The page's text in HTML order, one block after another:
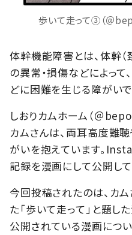
歩いて走って③（＠
体幹機能障害とは、体幹（
の異常・損傷などによっ
どに困難を生じる障がいで
しおりカムホーム（＠
カムさんは、両耳高度難
がいを抱えています。
記録を漫画にして公開して
今回投稿されたのは、カ
た「歩いて走って」と題し
公開されている漫画につ